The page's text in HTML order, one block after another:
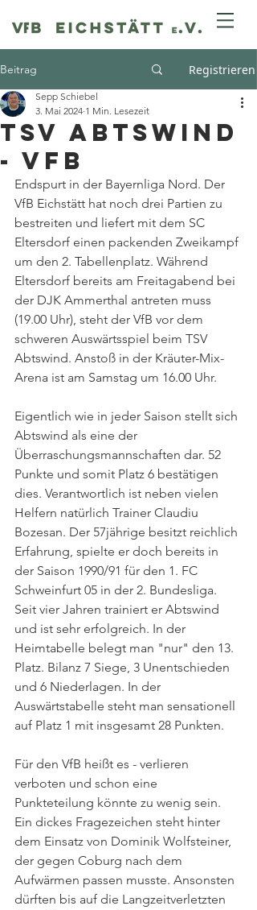
Beitrag Registrieren
TSV Abtswind
- VfB
Sepp Schiebel
3. Mai 2024 1 Min. Lesezeit
Endspurt in der Bayernliga Nord. Der
VfB Eichstätt hat noch drei Partien zu
bestreiten und liefert mit dem SC
Eltersdorf einen packenden Zweikampf
um den 2. Tabellenplatz. Während
Eltersdorf bereits am Freitagabend bei
der DJK Ammerthal antreten muss
(19.00 Uhr), steht der VfB vor dem
schweren Auswärtsspiel beim TSV
Abtswind. Anstoß in der Kräuter-Mix-
Arena ist am Samstag um 16.00 Uhr.
Eigentlich wie in jeder Saison stellt sich
Abtswind als eine der
Überraschungsmannschaften dar. 52
Punkte und somit Platz 6 bestätigen
dies. Verantwortlich ist neben vielen
Helfern natürlich Trainer Claudiu
Bozesan. Der 57jährige besitzt reichlich
Erfahrung, spielte er doch bereits in
der Saison 1990/91 für den 1. FC
Schweinfurt 05 in der 2. Bundesliga.
Seit vier Jahren trainiert er Abtswind
und ist sehr erfolgreich. In der
Heimtabelle belegt man "nur" den 13.
Platz. Bilanz 7 Siege, 3 Unentschieden
und 6 Niederlagen. In der
Auswärtstabelle steht man sensationell
auf Platz 1 mit insgesamt 28 Punkten.
Für den VfB heißt es - verlieren
verboten und schon eine
Punkteteilung könnte zu wenig sein.
Ein dickes Fragezeichen steht hinter
dem Einsatz von Dominik Wolfsteiner,
der gegen Coburg nach dem
Aufwärmen passen musste. Ansonsten
dürften bis auf die Langzeitverletzten